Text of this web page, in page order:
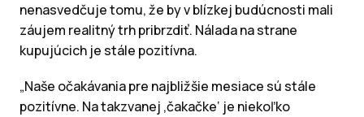
nenasvedčuje tomu, že by v blízkej budúcnosti mali
záujem realitný trh pribrzdiť. Nálada na strane
kupujúcich je stále pozitívna.
„Naše očakávania pre najbližšie mesiace sú stále
pozitívne. Na takzvanej ‚čakačke‘ je niekoľko